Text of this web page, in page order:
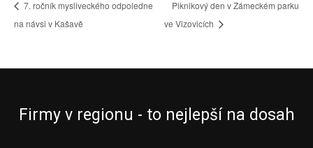
7. ročník mysliveckého odpoledne
na návsi v Kašavě
Piknikový den v Zámeckém parku
ve Vizovicích
Firmy v regionu - to nejlepší na dosah